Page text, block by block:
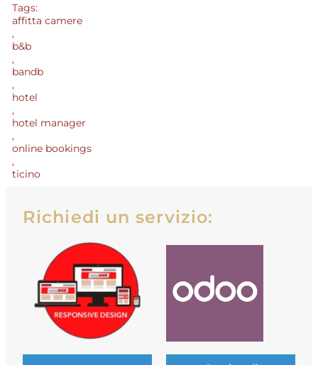
Tags:
affitta camere
,
b&b
,
bandb
,
hotel
,
hotel manager
,
online bookings
,
ticino
Richiedi un servizio: